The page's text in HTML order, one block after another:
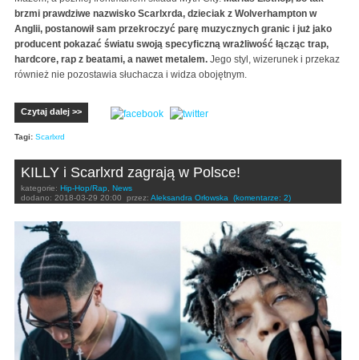
brzmi prawdziwe nazwisko Scarlxrda, dzieciak z Wolverhampton w
Anglii, postanowił sam przekroczyć parę muzycznych granic i już jako
producent pokazać światu swoją specyficzną wrażliwość łącząc trap,
hardcore, rap z beatami, a nawet metalem. Jego styl, wizerunek i przekaz
również nie pozostawia słuchacza i widza obojętnym.
Czytaj dalej >>
Tagi: Scarlxrd
KILLY i Scarlxrd zagrają w Polsce!
kategorie: Hip-Hop/Rap
News
dodano: 2018-03-29 20:00 przez: Aleksandra Orłowska (komentarze: 2)